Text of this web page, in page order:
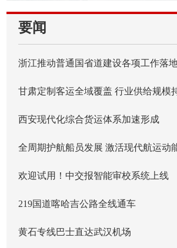
要闻
浙江推动普通国省道建设各项工作落
甘肃定制客运全域覆盖 行业供给规模
西安现代化综合货运体系加速形成
全周期护航船员发展 激活现代航运动
欢迎试用！中交报智能审校系统上线
219国道喀哈吉公路全线通车
黄石专线巴士直达武汉机场